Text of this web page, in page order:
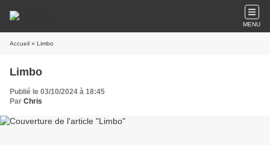
MENU
Accueil » Limbo
Limbo
Publié le 03/10/2024 à 18:45
Par Chris